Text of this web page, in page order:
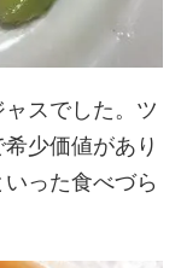
スでした。ツ
少価値があり
った食べづら